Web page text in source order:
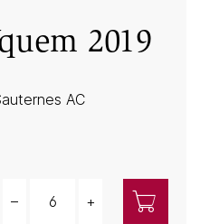
2019
AC
– +